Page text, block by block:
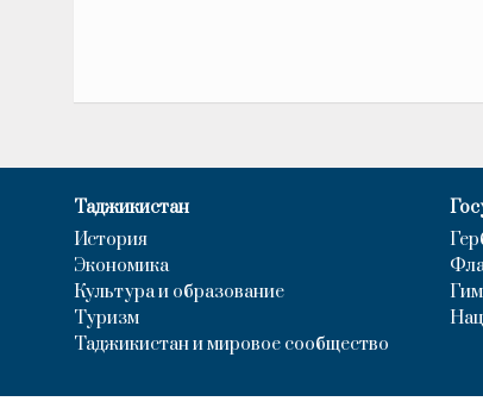
Таджикистан
История
Экономика
Культура и образование
Туризм
Таджикистан и мировое сообщество